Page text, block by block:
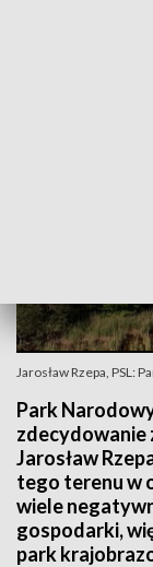
Jarosław Rzepa, PSL:
Park
zdecydowanie
Jarosław
tego terenu w
wiele
gospodarki,
park